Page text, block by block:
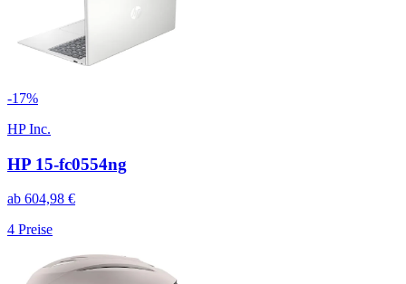
-17%
HP Inc.
HP 15-fc0554ng
ab 604,98 €
4 Preise